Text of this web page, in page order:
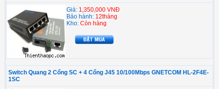
Giá: 1,350,000 VNĐ
Bảo hành: 12tháng
Kho: Còn hàng
Switch Quang 2 Cổng SC + 4 Cổng J45 10/100Mbps GNETCOM HL-2F4E-
1SC